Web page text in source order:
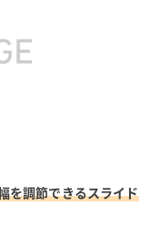
を調節できるスライド